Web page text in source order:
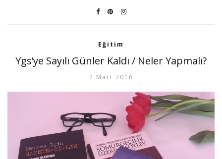
Eğitim
Ygs’ye Sayılı Günler Kaldı / Neler Yapmalı?
2 Mart 2016